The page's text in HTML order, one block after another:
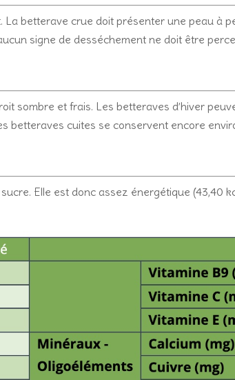
betterave crue doit présenter une peau à
signe de desséchement ne doit être
sombre et frais. Les betteraves d’hiver
betteraves cuites se conservent encore
Elle est donc assez énergétique (43,40